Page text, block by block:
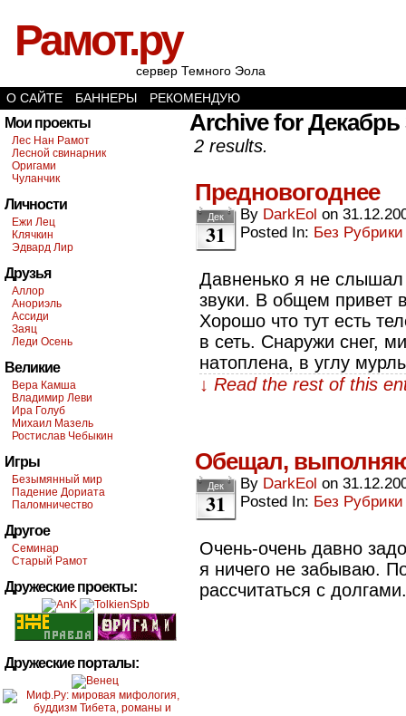
Рамот.ру
сервер Темного Эола
О САЙТЕ
БАННЕРЫ РЕКОМЕНДУЮ
Мои проекты
Лес Нан Рамот
Лесной свинарник
Оригами
Чуланчик
Личности
Ежи Лец
Клячкин
Эдвард Лир
Друзья
Аллор
Анориэль
Ассиди
Заяц
Леди Осень
Великие
Вера Камша
Владимир Леви
Ира Голуб
Михаил Мазель
Ростислав Чебыкин
Игры
Безымянный мир
Падение Дориата
Паломничество
Другое
Семинар
Старый Рамот
Дружеские проекты:
Дружеские порталы:
Archive for Декабрь
2 results.
Предновогоднее
Дек
31
By DarkEol on
Posted In: Без Рубрики
Давненько я не
звуки. В общем привет
Хорошо что тут есть
в сеть. Снаружи снег,
натоплена, в углу
↓ Read the rest of this
Обещал,
Дек
31
By DarkEol on
Posted In: Без Рубрики
Очень-очень давно
я ничего не забываю.
рассчитаться с